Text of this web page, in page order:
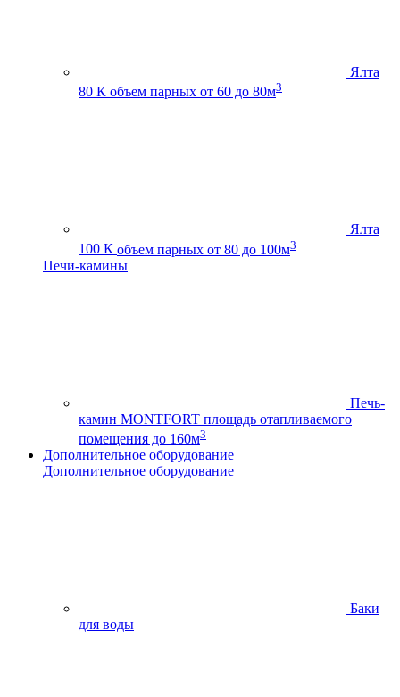
Ялта
80 К объем парных от 60 до 80м3
Ялта
100 К объем парных от 80 до 100м3
Печи-камины
Печь-
камин MONTFORT площадь отапливаемого
помещения до 160м3
Дополнительное оборудование
Дополнительное оборудование
Баки
для воды